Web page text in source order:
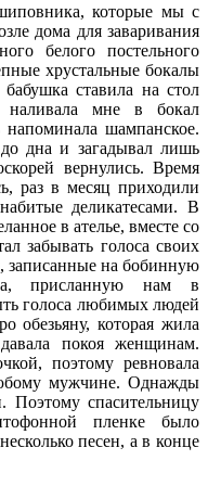
которые мы с
дома для заваривания
белого постельного
хрустальные бокалы
ставила на стол
наливала мне в бокал
напоминала шампанское.
дна и загадывал лишь
вернулись. Время
раз в месяц приходили
деликатесами. В
в ателье, вместе со
забывать голоса своих
записанные на бобинную
присланную нам в
голоса любимых людей
обезьяну, которая жила
покоя женщинам.
поэтому ревновала
мужчине. Однажды
Поэтому спасительницу
пленке было
песен, а в конце